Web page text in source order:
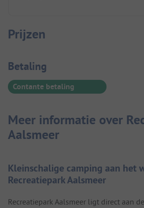
Prijzen
Betaalinformatie
Betaling
Contante betaling
Meer informatie over
Aalsmeer
Kleinschalige camping aan het
Recreatiepark Aalsmeer
Recreatiepark Aalsmeer ligt direct aan